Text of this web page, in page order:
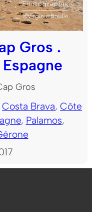
Gros .
Gros
Costa Brava, Côte
, Palamos